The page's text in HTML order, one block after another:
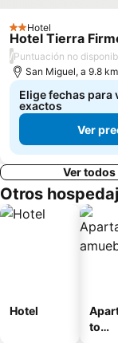
2 Estrellas
Hotel
Hotel Tierra
/Puntuación no
San Miguel, a 9.8
Elige fechas para
exactos
Ver
Ver
Otros
Hotel
to